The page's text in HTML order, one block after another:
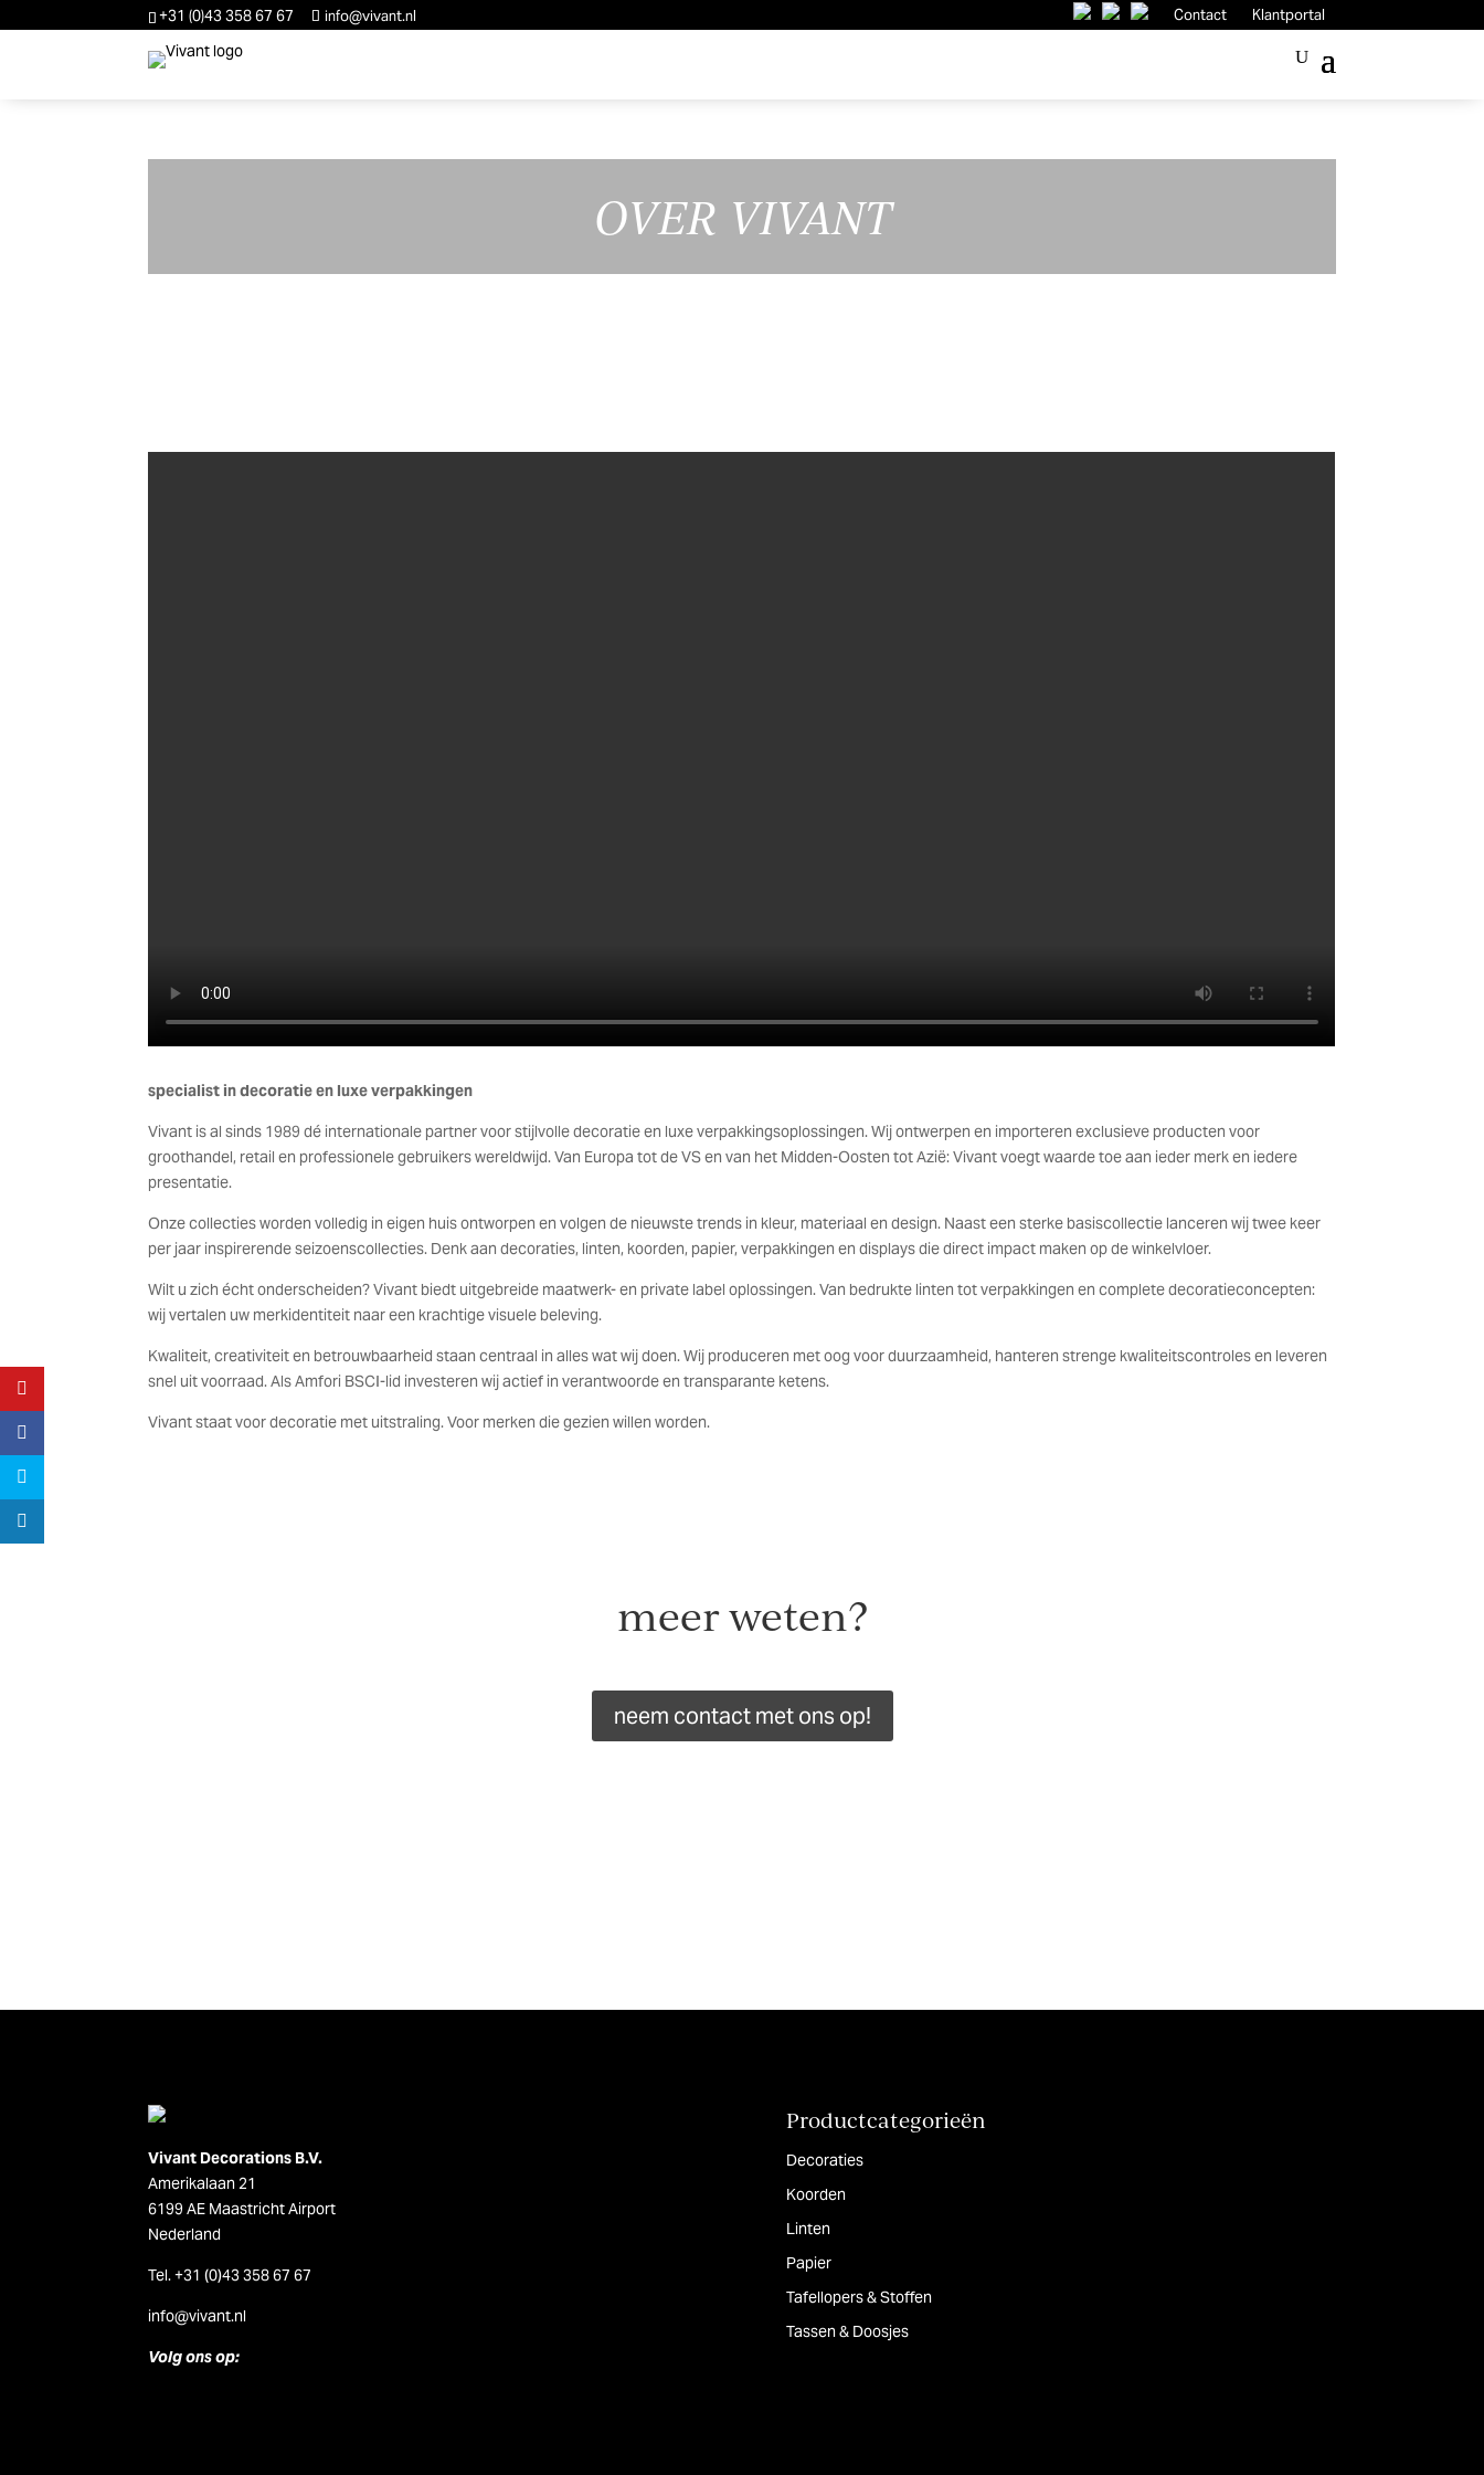
+31 (0)43 358 67 67 info@vivant.nl Contact Klantportal
OVER VIVANT
specialist in decoratie en luxe verpakkingen
Vivant is al sinds 1989 dé internationale partner voor stijlvolle decoratie en luxe verpakkingsoplossingen. Wij ontwerpen en importeren exclusieve producten voor
groothandel, retail en professionele gebruikers wereldwijd. Van Europa tot de VS en van het Midden-Oosten tot Azië: Vivant voegt waarde toe aan ieder merk en iedere
presentatie.
Onze collecties worden volledig in eigen huis ontworpen en volgen de nieuwste trends in kleur, materiaal en design. Naast een sterke basiscollectie lanceren wij twee keer
per jaar inspirerende seizoenscollecties. Denk aan decoraties, linten, koorden, papier, verpakkingen en displays die direct impact maken op de winkelvloer.
Wilt u zich écht onderscheiden? Vivant biedt uitgebreide maatwerk- en private label oplossingen. Van bedrukte linten tot verpakkingen en complete decoratieconcepten:
wij vertalen uw merkidentiteit naar een krachtige visuele beleving.
Kwaliteit, creativiteit en betrouwbaarheid staan centraal in alles wat wij doen. Wij produceren met oog voor duurzaamheid, hanteren strenge kwaliteitscontroles en leveren
snel uit voorraad. Als Amfori BSCI-lid investeren wij actief in verantwoorde en transparante ketens.
Vivant staat voor decoratie met uitstraling. Voor merken die gezien willen worden.
meer weten?
neem contact met ons op!
Vivant Decorations B.V.
Amerikalaan 21
6199 AE Maastricht Airport
Nederland
Tel. +31 (0)43 358 67 67
info@vivant.nl
Volg ons op:
Productcategorieën
Decoraties
Koorden
Linten
Papier
Tafellopers & Stoffen
Tassen & Doosjes